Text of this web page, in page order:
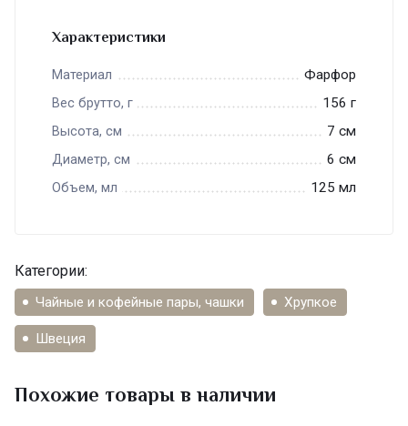
Характеристики
Материал Фарфор
Вес брутто, г 156 г
Высота, см 7 см
Диаметр, см 6 см
Объем, мл 125 мл
Категории:
Чайные и кофейные пары, чашки Хрупкое
Швеция
Похожие товары в наличии